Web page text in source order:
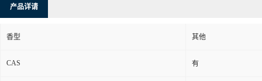
产品详请
香型 其他
CAS 有